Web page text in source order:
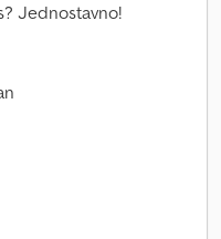
Jednostavno!